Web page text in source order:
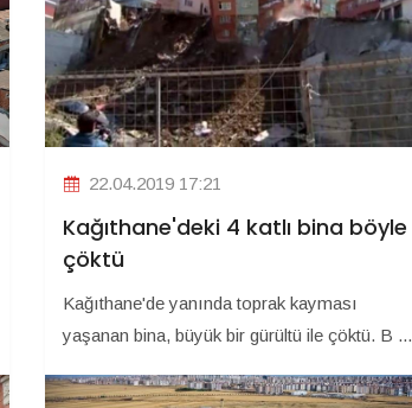
22.04.2019 17:21
Kağıthane'deki 4 katlı bina böyle
çöktü
Kağıthane'de yanında toprak kayması
yaşanan bina, büyük bir gürültü ile çöktü. B ...